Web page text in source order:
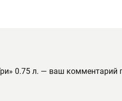
0.75 л. — ваш комментарий